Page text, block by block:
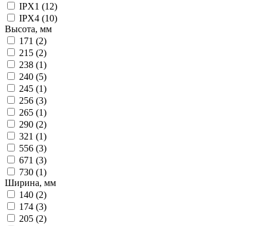
IPX1 (12)
IPX4 (10)
Высота, мм
171 (2)
215 (2)
238 (1)
240 (5)
245 (1)
256 (3)
265 (1)
290 (2)
321 (1)
556 (3)
671 (3)
730 (1)
Ширина, мм
140 (2)
174 (3)
205 (2)